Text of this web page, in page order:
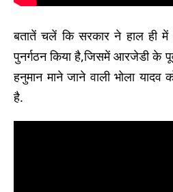
बतातें चलें कि सरकार ने हाल ही में
पुनर्गठन किया है,जिसमें आरजेडी के
हनुमान माने जाने वाली भोला यादव
है.